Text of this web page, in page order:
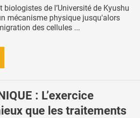
biologistes de l’Université de Kyushu
mécanisme physique jusqu'alors
des cellules ...
: L’exercice
que les traitements